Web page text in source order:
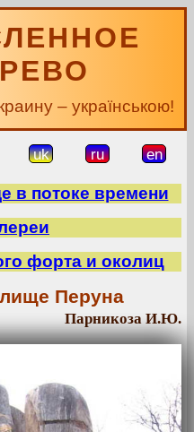
– українською!
uk ru en
в потоке времени
форта и околиц
Перуна
Парникоза И.Ю.